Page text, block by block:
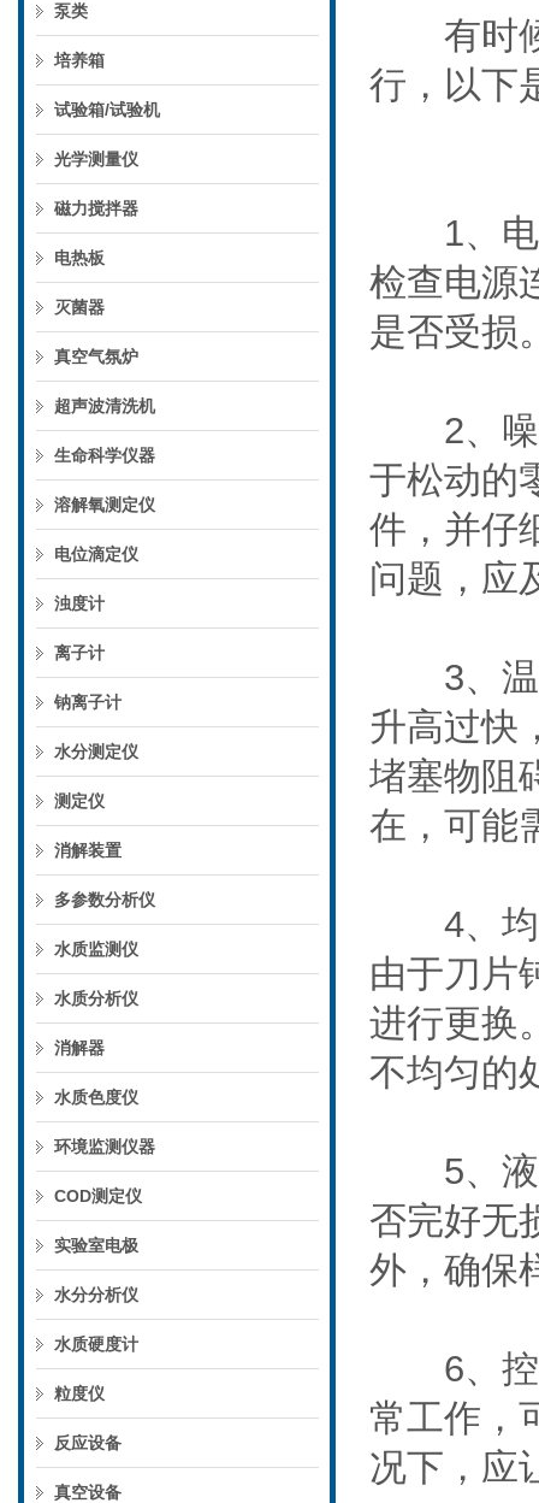
泵类
培养箱
试验箱/试验机
光学测量仪
磁力搅拌器
电热板
灭菌器
真空气氛炉
超声波清洗机
生命科学仪器
溶解氧测定仪
电位滴定仪
浊度计
离子计
钠离子计
水分测定仪
测定仪
消解装置
多参数分析仪
水质监测仪
水质分析仪
消解器
水质色度仪
环境监测仪器
COD测定仪
实验室电极
水分分析仪
水质硬度计
粒度仪
反应设备
真空设备
有时
行，以下
1、电
检查电源
是否受损
2、噪
于松动的
件，并仔
问题，应
3、温
升高过快
堵塞物阻
在，可能
4、均
由于刀片
进行更换
不均匀的
5、液
否完好无
外，确保
6、控
常工作，
况下，应